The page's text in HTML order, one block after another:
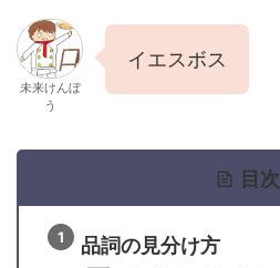
未来けんぼ
う
イエスボス
目次
品詞の見分け方